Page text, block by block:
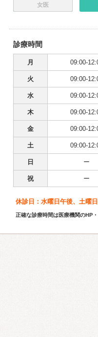
女医
診療時間
月 09:00-
火 09:00-
水 09:00-
木 09:00-
金 09:00-
土 09:00-
日 ー
祝 ー
休診日：水曜日午後、土曜
正確な診療時間は医療機関のHP